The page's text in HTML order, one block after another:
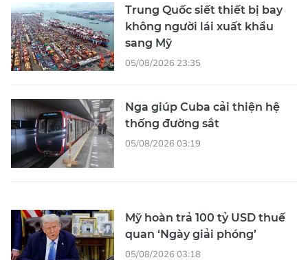
Trung Quốc siết thiết bị bay
không người lái xuất khẩu
sang Mỹ
05/08/2026 23:35
Nga giúp Cuba cải thiện hệ
thống đường sắt
05/08/2026 03:19
Mỹ hoàn trả 100 tỷ USD thuế
quan ‘Ngày giải phóng’
05/08/2026 03:18